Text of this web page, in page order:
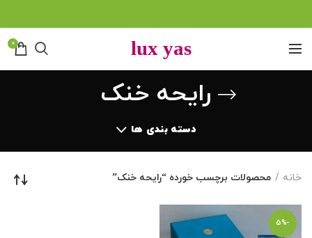
0
رایحه خنک
دسته بندی ها
خانه محصولات برچسب خورده “رایحه خنک”
-5%